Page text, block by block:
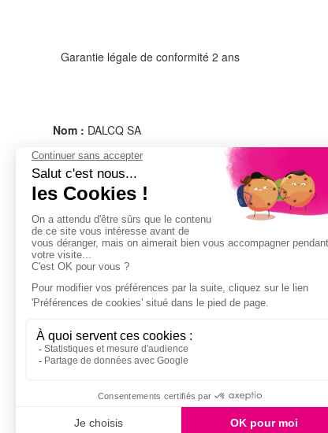
Garantie légale de conformité 2 ans
Nom : DALCQ SA
Adresse :
RUE HAINAUT 86
6180 COURCELLES
BELGIQUE
Email :support-be@lavafields.com
BESOIN D'AIDE ?
TROUVEZ-NOUS !
LES